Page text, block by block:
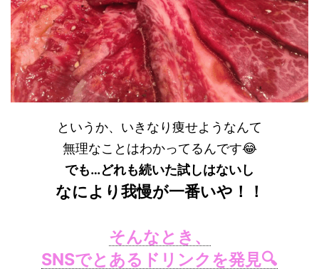
というか、いきなり痩せようなんて
無理なことはわかってるんです😂
でも…どれも続いた試しはないし
なにより我慢が一番いや！！
そんなとき、
SNSでとあるドリンクを発見🔍